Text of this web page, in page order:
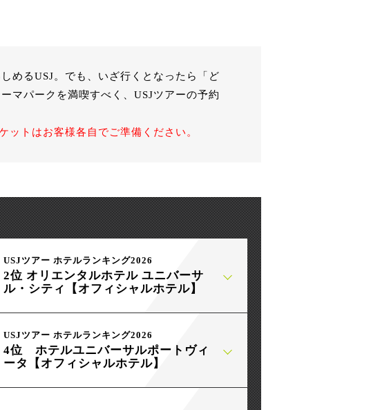
めるUSJ。でも、いざ行くとなったら「ど
マパークを満喫すべく、USJツアーの予約
ットはお客様各自でご準備ください。
USJツアー ホテルランキング2026
2位 オリエンタルホテル ユニバーサ
ル・シティ【オフィシャルホテル】
USJツアー ホテルランキング2026
4位 ホテルユニバーサルポートヴィ
ータ【オフィシャルホテル】